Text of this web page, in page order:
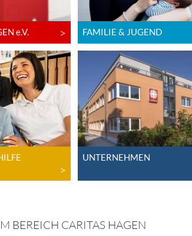
e.V. FAMILIE & JUGEND
UNTERNEHMEN
BEREICH CARITAS HAGEN